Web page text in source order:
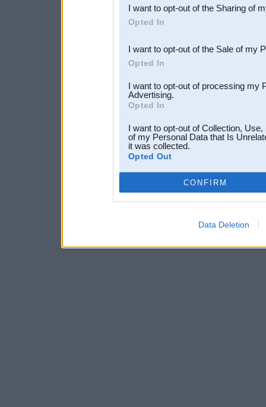
Downstream Participants
third parties.
I want to opt-out of the Sharing of
Opted In
I want to opt-out of the Sale of my
Opted In
I want to opt-out of processing my
Advertising.
Opted In
I want to opt-out of Collection,
of my Personal Data that Is
it was collected.
Opted Out
CONFIRM
Data Deletion